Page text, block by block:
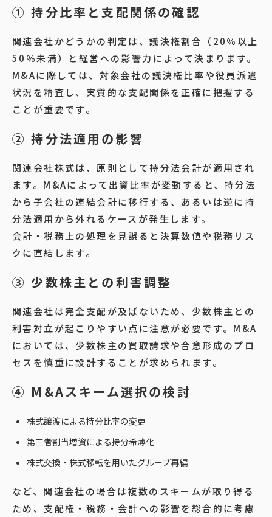
① 持分比率と支配関係の確認
関連会社かどうかの判定は、議決権割合（20％以上
50％未満）と経営への影響力によって決まります。
M&Aに際しては、対象会社の議決権比率や役員派遣
状況を精査し、実質的な支配関係を正確に把握する
ことが重要です。
② 持分法適用の影響
関連会社株式は、原則として持分法会計が適用され
ます。M&Aによって出資比率が変動すると、持分法
から子会社の連結会計に移行する、あるいは逆に持
分法適用から外れるケースが発生します。
会計・税務上の処理を見誤ると決算数値や税務リス
クに直結します。
③ 少数株主との利害調整
関連会社は完全支配が及ばないため、少数株主との
利害対立が起こりやすい点に注意が必要です。M&A
においては、少数株主の買取請求や合意形成のプロ
セスを慎重に設計することが求められます。
④ M&Aスキーム選択の検討
株式譲渡による持分比率の変更
第三者割当増資による持分希薄化
株式交換・株式移転を用いたグループ再編
など、関連会社の場合は複数のスキームが取り得る
ため、支配権・税務・会計への影響を総合的に考慮